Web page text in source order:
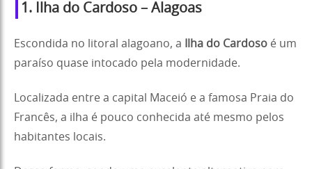
1. Ilha do Cardoso – Alagoas
Escondida no litoral alagoano, a Ilha do Cardoso é um
paraíso quase intocado pela modernidade.
Localizada entre a capital Maceió e a famosa Praia do
Francês, a ilha é pouco conhecida até mesmo pelos
habitantes locais.